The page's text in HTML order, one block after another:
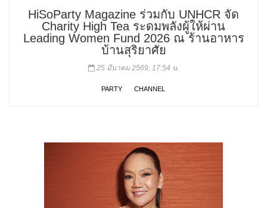
HiSoParty Magazine ร่วมกับ UNHCR จัด
Charity High Tea ระดมพลังผู้ให้ผ่าน
Leading Women Fund 2026 ณ ร้านอาหาร
บ้านสุริยาศัย
25 มีนาคม 2569, 17:54 น.
PARTY CHANNEL